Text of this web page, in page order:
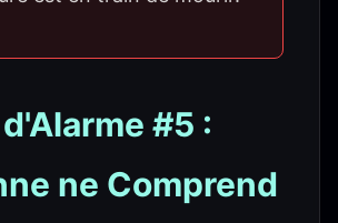
#5 :
ne Comprend